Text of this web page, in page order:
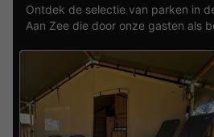
Ontdek de selectie van parken in
Aan Zee die door onze gasten als